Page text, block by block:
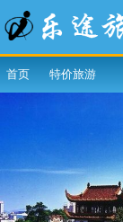
首页 特价旅游